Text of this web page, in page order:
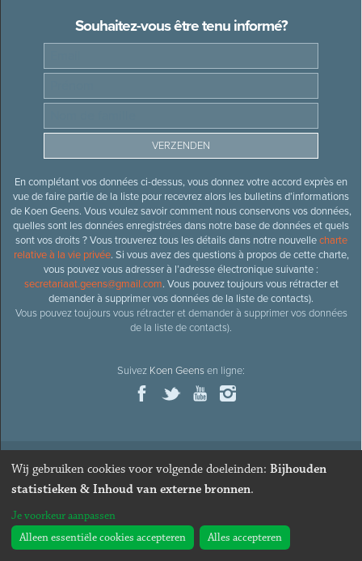
Souhaitez-vous être tenu informé?
En complétant vos données ci-dessus, vous donnez votre accord exprès en
vue de faire partie de la liste pour recevrez alors les bulletins d’informations
de Koen Geens. Vous voulez savoir comment nous conservons vos données,
quelles sont les données enregistrées dans notre base de données et quels
sont vos droits ? Vous trouverez tous les détails dans notre nouvellecharte
relative à la vie privée. Si vous avez des questions à propos de cette charte,
vous pouvez vous adresser à l’adresse électronique suivante :
secretariaat.geens@gmail.com. Vous pouvez toujours vous rétracter et
demander à supprimer vos données de la liste de contacts).
Vous pouvez toujours vous rétracter et demander à supprimer vos données
de la liste de contacts).
Suivez Koen Geensen ligne:
© 2026Ancien ministre et député honoraire
Webdesign & développement par Zenjoy de Louvain
Wij gebruiken cookies voor volgende doeleinden: Bijhouden
statistieken & Inhoud van externe bronnen.
Je voorkeur aanpassen
Alleen essentiële cookies accepteren
Alles accepteren